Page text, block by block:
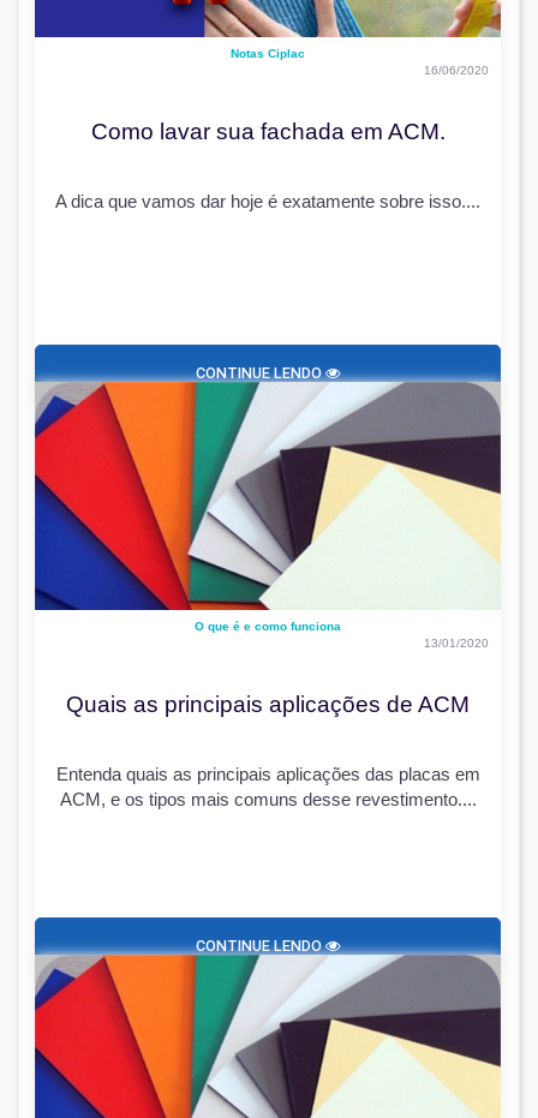
Notas Ciplac
16/06/2020
Como lavar sua fachada em ACM.
A dica que vamos dar hoje é exatamente sobre isso....
CONTINUE LENDO
O que é e como funciona
13/01/2020
Quais as principais aplicações de ACM
Entenda quais as principais aplicações das placas em
ACM, e os tipos mais comuns desse revestimento....
CONTINUE LENDO